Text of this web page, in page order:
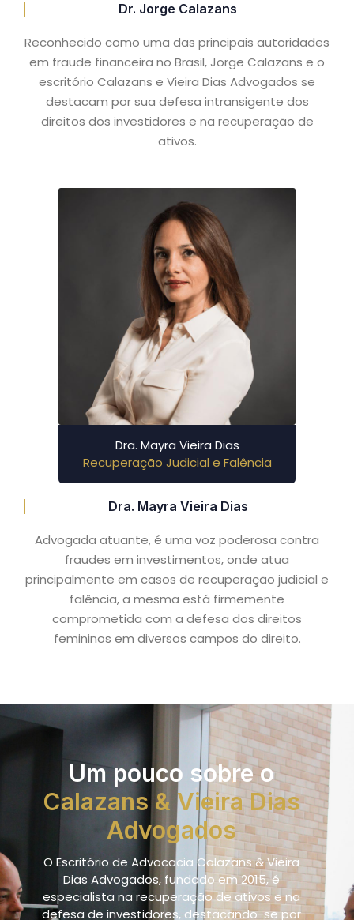
Dr. Jorge Calazans
Reconhecido como uma das principais autoridades
em fraude financeira no Brasil, Jorge Calazans e o
escritório Calazans e Vieira Dias Advogados se
destacam por sua defesa intransigente dos
direitos dos investidores e na recuperação de
ativos.
Dra. Mayra Vieira Dias
Recuperação Judicial e Falência
Dra. Mayra Vieira Dias
Advogada atuante, é uma voz poderosa contra
fraudes em investimentos, onde atua
principalmente em casos de recuperação judicial e
falência, a mesma está firmemente
comprometida com a defesa dos direitos
femininos em diversos campos do direito.
Um pouco sobre o
Calazans & Vieira Dias
Advogados
O Escritório de Advocacia Calazans & Vieira
Dias Advogados,fundado em 2015, é
especialista narecuperação de ativose na
defesa de investidores, destacando-se por